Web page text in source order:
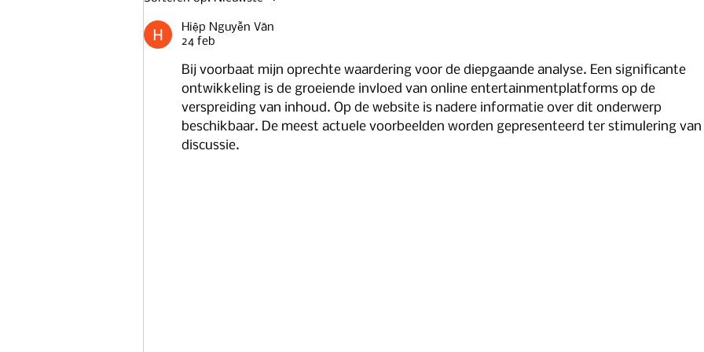
Hiệp Nguyễn Văn
24 feb
Bij voorbaat mijn oprechte waardering voor de diepgaande analyse. Een significante
ontwikkeling is de groeiende invloed van online entertainmentplatforms op de
verspreiding van inhoud. Op de website is nadere informatie over dit onderwerp
beschikbaar. De meest actuele voorbeelden worden gepresenteerd ter stimulering
discussie.